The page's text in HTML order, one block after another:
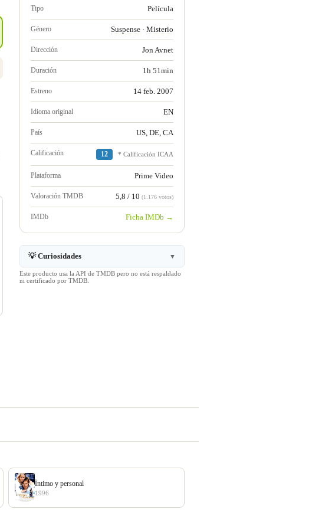
Tipo Película
Género Suspense · Misterio
Dirección Jon Avnet
Duración 1h 51min
Estreno 14 feb. 2007
Idioma original EN
País US, DE, CA
Calificación 12 * Calificación ICAA
Plataforma Prime Video
Valoración TMDB 5,8 / 10 (1.176 votos)
IMDb Ficha IMDb →
💡 Curiosidades ▼
Este producto usa la API de TMDB pero no está respaldado
ni certificado por TMDB.
Íntimo y personal
1996